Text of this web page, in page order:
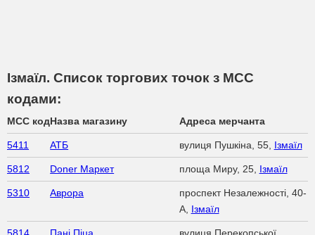
Ізмаїл. Список торгових точок з МСС
кодами:
MCC кодНазва магазину Адреса мерчанта
5411 АТБ вулиця Пушкіна, 55, Ізмаїл
5812 Doner Маркет площа Миру, 25, Ізмаїл
5310 Аврора
проспект Незалежності, 40-
А, Ізмаїл